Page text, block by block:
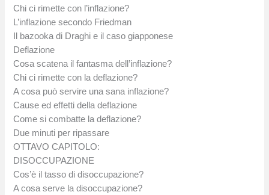
Chi ci rimette con l’inflazione?
L’inflazione secondo Friedman
Il bazooka di Draghi e il caso giapponese
Deflazione
Cosa scatena il fantasma dell’inflazione?
Chi ci rimette con la deflazione?
A cosa può servire una sana inflazione?
Cause ed effetti della deflazione
Come si combatte la deflazione?
Due minuti per ripassare
OTTAVO CAPITOLO:
DISOCCUPAZIONE
Cos’è il tasso di disoccupazione?
A cosa serve la disoccupazione?